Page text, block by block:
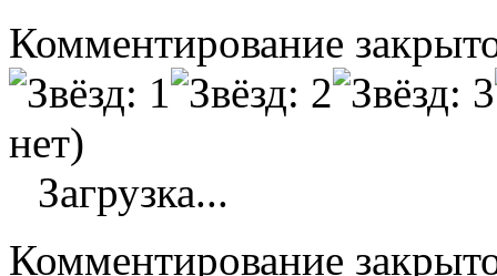
Комментирование
нет)
Загрузка...
Комментирование